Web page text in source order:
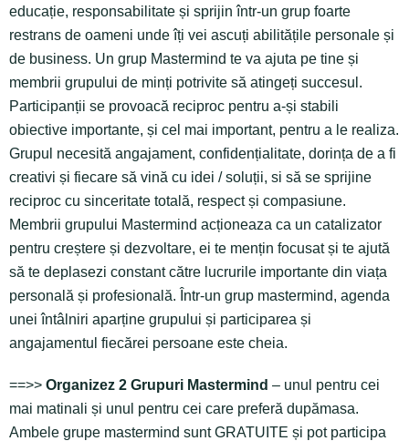
educație, responsabilitate și sprijin într-un grup foarte
restrans de oameni unde îți vei ascuți abilitățile personale și
de business. Un grup Mastermind te va ajuta pe tine și
membrii grupului de minți potrivite să atingeți succesul.
Participanții se provoacă reciproc pentru a-și stabili
obiective importante, și cel mai important, pentru a le realiza.
Grupul necesită angajament, confidențialitate, dorința de a fi
creativi și fiecare să vină cu idei / soluții, si să se sprijine
reciproc cu sinceritate totală, respect și compasiune.
Membrii grupului Mastermind acționeaza ca un catalizator
pentru creștere și dezvoltare, ei te mențin focusat și te ajută
să te deplasezi constant către lucrurile importante din viața
personală și profesională. Într-un grup mastermind, agenda
unei întâlniri aparține grupului și participarea și
angajamentul fiecărei persoane este cheia.
==>> Organizez 2 Grupuri Mastermind – unul pentru cei
mai matinali și unul pentru cei care preferă dupămasa.
Ambele grupe mastermind sunt GRATUITE și pot participa